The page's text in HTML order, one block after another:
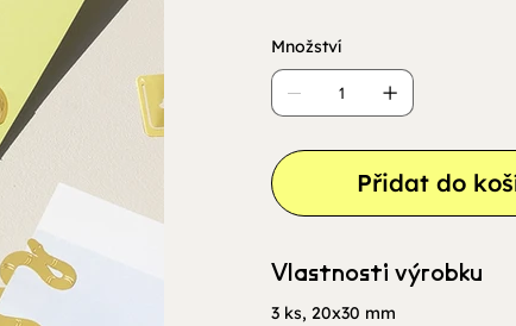
Množství
Přidat do
Vlastnosti výrobku
3 ks, 20x30 mm